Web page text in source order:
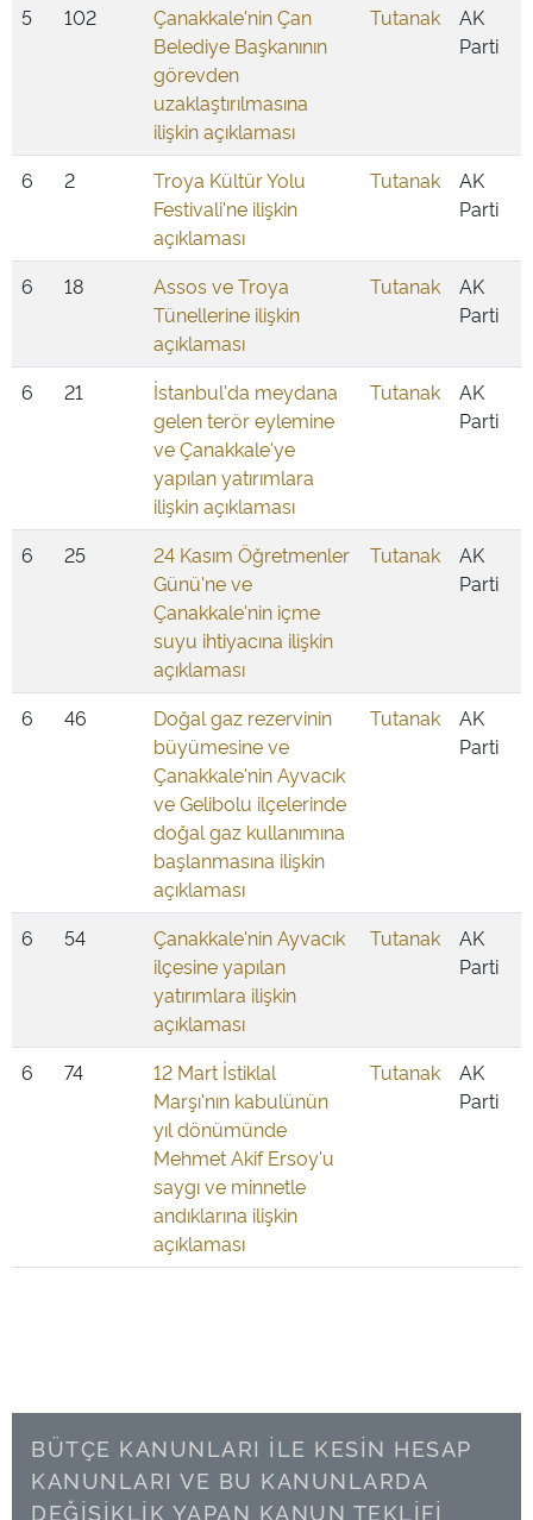
5 102
Çanakkale'nin Çan
Belediye Başkanının
görevden
uzaklaştırılmasına
ilişkin açıklaması
Tutanak
AK
Parti
6 2
Troya Kültür Yolu
Festivali'ne ilişkin
açıklaması
Tutanak
AK
Parti
6 18
Assos ve Troya
Tünellerine ilişkin
açıklaması
Tutanak
AK
Parti
6 21
İstanbul'da meydana
gelen terör eylemine
ve Çanakkale'ye
yapılan yatırımlara
ilişkin açıklaması
Tutanak
AK
Parti
6 25
24 Kasım Öğretmenler
Günü'ne ve
Çanakkale'nin içme
suyu ihtiyacına ilişkin
açıklaması
Tutanak
AK
Parti
6 46
Doğal gaz rezervinin
büyümesine ve
Çanakkale'nin Ayvacık
ve Gelibolu ilçelerinde
doğal gaz kullanımına
başlanmasına ilişkin
açıklaması
Tutanak
AK
Parti
6 54
Çanakkale'nin Ayvacık
ilçesine yapılan
yatırımlara ilişkin
açıklaması
Tutanak
AK
Parti
6 74
12 Mart İstiklal
Marşı'nın kabulünün
yıl dönümünde
Mehmet Akif Ersoy'u
saygı ve minnetle
andıklarına ilişkin
açıklaması
Tutanak
AK
Parti
BÜTÇE KANUNLARI İLE KESİN HESAP
KANUNLARI VE BU KANUNLARDA
DEĞİŞİKLİK YAPAN KANUN TEKLİFİ